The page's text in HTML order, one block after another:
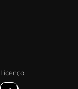
Licença